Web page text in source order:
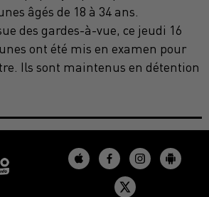
âgés de 18 à 34 ans.
des gardes-à-vue, ce jeudi 16
ont été mis en examen pour
Ils sont maintenus en détention